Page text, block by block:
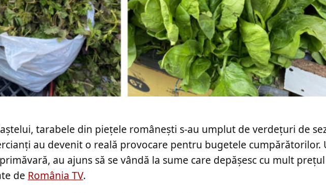
tarabele din piețele românești s-au umplut de verdețuri de
au devenit o reală provocare pentru bugetele cumpărătorilor.
au ajuns să se vândă la sume care depășesc cu mult
de România TV.